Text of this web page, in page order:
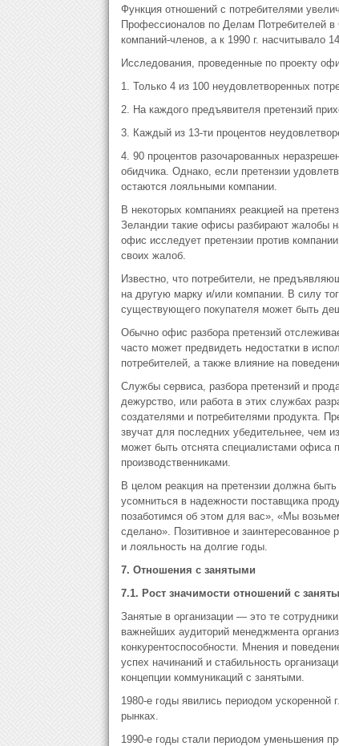
Функция отношений с потребителями
Профессионалов по Делам Потребителей
компаний-членов, а к 1990 г. насчитывало
Исследования, проведенные по проекту
1. Только 4 из 100 неудовлетворенных
2. На каждого предъявителя претензий
3. Каждый из 13-ти процентов
4. 90 процентов разочарованных
обидчика. Однако, если претензии
остаются лояльными компании.
В некоторых компаниях реакцией на
Зеландии такие офисы разбирают жалобы
офис исследует претензии против
своих жалоб.
Известно, что потребители, не
на другую марку и/или компании. В силу
существующего покупателя может быть
Обычно офис разбора претензий
часто может предвидеть недостатки в
потребителей, а также влияние на
Службы сервиса, разбора претензий и
дежурство, или работа в этих службах
создателями и потребителями продукта.
звучат для последних убедительнее, чем
может быть отснята специалистами офиса
производственниками.
В целом реакция на претензии должна
усомниться в надежности поставщика
позаботимся об этом для вас», «Мы
сделано». Позитивное и заинтересованное
и лояльность на долгие годы.
7. Отношения с занятыми
7.1. Рост значимости отношений с
Занятые в организации — это те
важнейших аудиторий менеджмента
конкурентоспособности. Мнения и
успех начинаний и стабильность
концепции коммуникаций с занятыми.
1980-е годы явились периодом ускоренной
рынках.
1990-е годы стали периодом уменьшения